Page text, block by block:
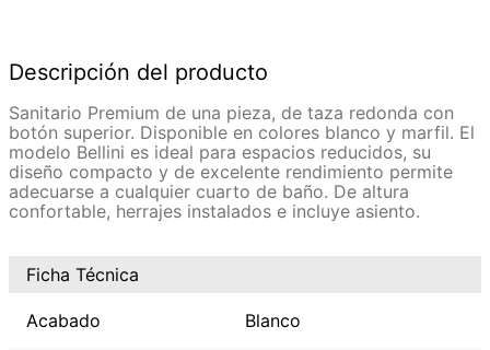
Descripción del producto
Sanitario Premium de una pieza, de taza redonda con
botón superior. Disponible en colores blanco y marfil. El
modelo Bellini es ideal para espacios reducidos, su
diseño compacto y de excelente rendimiento permite
adecuarse a cualquier cuarto de baño. De altura
confortable, herrajes instalados e incluye asiento.
Ficha Técnica
Acabado Blanco